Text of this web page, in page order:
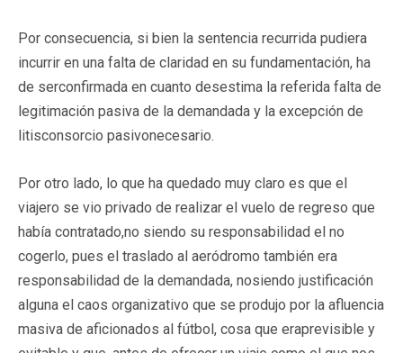
Por consecuencia, si bien la sentencia recurrida pudiera
incurrir en una falta de claridad en su fundamentación, ha
de serconfirmada en cuanto desestima la referida falta de
legitimación pasiva de la demandada y la excepción de
litisconsorcio pasivonecesario.
Por otro lado, lo que ha quedado muy claro es que el
viajero se vio privado de realizar el vuelo de regreso que
había contratado,no siendo su responsabilidad el no
cogerlo, pues el traslado al aeródromo también era
responsabilidad de la demandada, nosiendo justificación
alguna el caos organizativo que se produjo por la afluencia
masiva de aficionados al fútbol, cosa que eraprevisible y